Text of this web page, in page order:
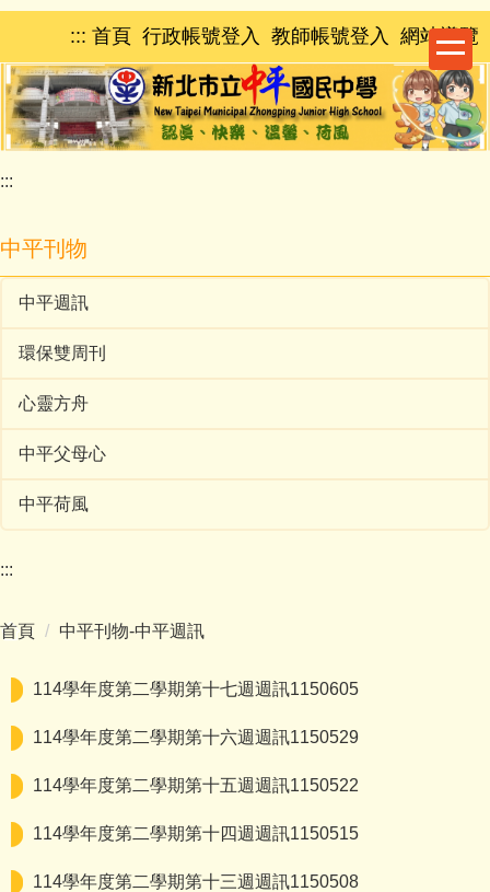
跳
主
要
內
容
區
::: 首頁 行政帳號登入 教師帳號登入 網站導覽
:::
中平刊物
中平週訊
環保雙周刊
心靈方舟
中平父母心
中平荷風
:::
首頁 中平刊物-中平週訊
114學年度第二學期第十七週週訊1150605
114學年度第二學期第十六週週訊1150529
114學年度第二學期第十五週週訊1150522
114學年度第二學期第十四週週訊1150515
114學年度第二學期第十三週週訊1150508